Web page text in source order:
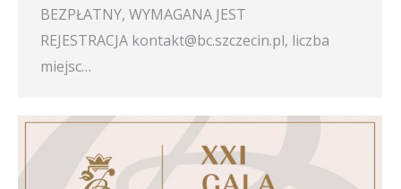
BEZPŁATNY, WYMAGANA JEST
REJESTRACJA kontakt@bc.szczecin.pl, liczba
miejsc…